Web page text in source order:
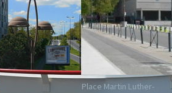
Place Martin Luther-